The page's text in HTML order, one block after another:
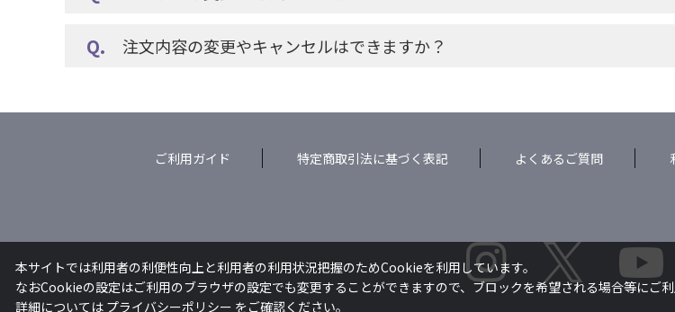
注文内容の変更やキャンセルはできますか？
ご利用ガイド 特定商取引法に基づく表記 よくあるご質問
本サイトでは利用者の利便性向上と利用者の利用状況把握のためCookieを利用しています。
なおCookieの設定はご利用のブラウザの設定でも変更することができますので、ブロックを希望される場合等にご利
詳細については プライバシーポリシー をご確認ください。